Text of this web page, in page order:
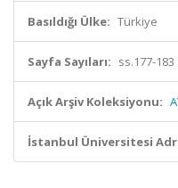
Basıldığı Ülke: Türkiye
Sayfa Sayıları: ss.177-183
Açık Arşiv Koleksiyonu:
İstanbul Üniversitesi